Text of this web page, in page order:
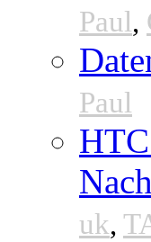
Paul,
Paul
uk,